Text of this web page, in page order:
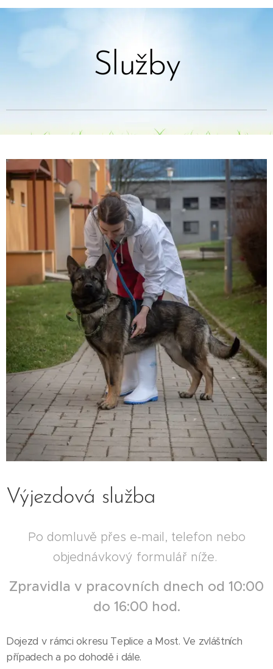
Služby
Výjezdová služba
Po domluvě přes e-mail, telefon nebo
objednávkový formulář níže.
Zpravidla v pracovních dnech od 10:00
do 16:00 hod.
Dojezd v rámci okresu Teplice a Most. Ve zvláštních
případech a po dohodě i dále.